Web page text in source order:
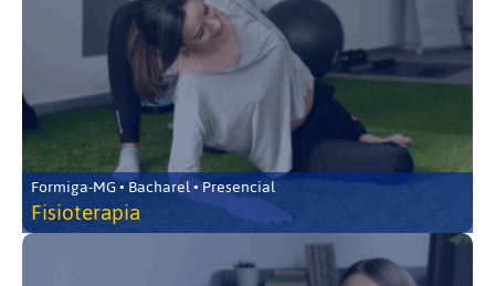
Formiga-MG • Bacharel • Presencial
Fisioterapia